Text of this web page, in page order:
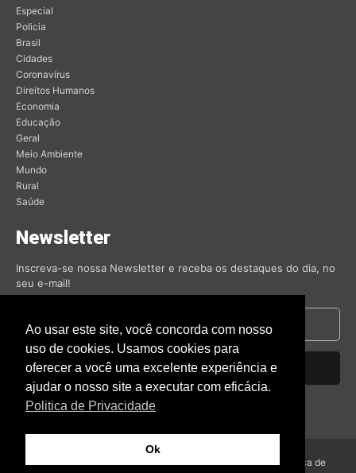
Especial
Policia
Brasil
Cidades
Coronavírus
Direitos Humanos
Economia
Educação
Geral
Meio Ambiente
Mundo
Rural
Saúde
Newsletter
Inscreva-se nossa Newsletter e receba os destaques do dia, no
seu e-mail!
Inscrever-se
Nós respeitamos sua privacidade.
Politica de
Ao usar este site, você concorda com nosso
uso de cookies. Usamos cookies para
oferecer a você uma excelente experiência e
ajudar o nosso site a executar com eficácia.
Politica de Privacidade
Ok